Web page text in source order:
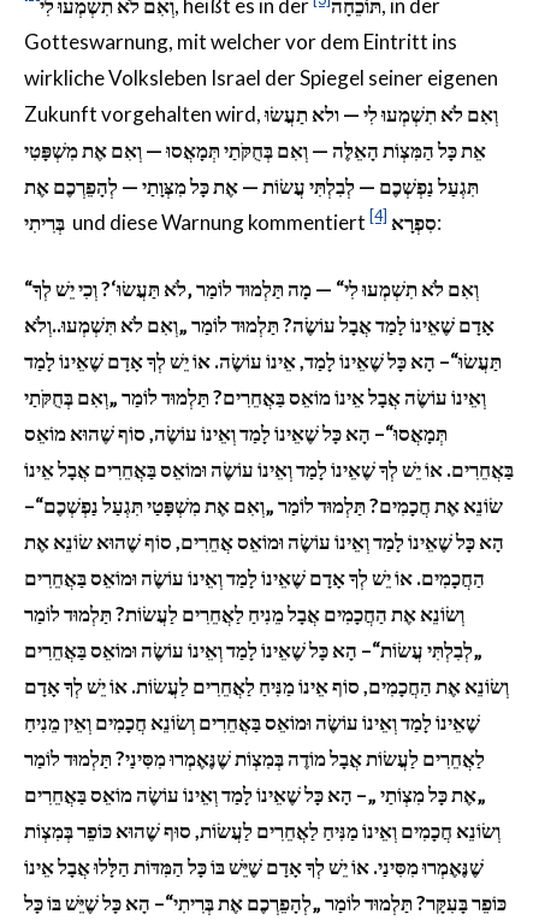
Gotteswarnung, mit welcher vor dem Eintritt ins
wirkliche Volksleben Israel der Spiegel seiner eigenen
Zukunft vorgehalten wird,
וְאִם לֹא תִשְׁמְעוּלִי —ולא תַעֲשׂוּ
אֵת כָּל הַמִּצְוֹת הָאֵלֶּה—וְאִם בְּחֻקֹּתַי תְּמָאֲסוּ—וְאִם אֶת מִשְׁפָּטִי
תִּגְעַל נַפְשְׁכֶם — לְבִלְתִּי עֲשׂוֹת—אֶת כָּל מִצְּוָתַי— לְהָפֵרְכֶם אֶת
בְּרִיתִי und diese Warnung kommentiert [4] סִפְרָא:
“ וְאִם לֹא תִשְׁמְעוּ לִי“ — מָה תַּלְמוּד לוֹמַר ‚לֹא תַּעֲשׂוּ‘? וְכִי יֵשׁ לְךָ
אָדָם שֶׁאֵינוֹ לָמַד אֲבָל עוֹשֶׂה? תַּלְמוּד לוֹמַר „וְאִם לֹא תִּשְׁמְעוּ..וְלֹא
תַּעֲשׂוּ“– הָא כָּל שֶׁאֵינוֹ לָמַד, אֵינוֹ עוֹשֶׂה. אוֹ יֵשׁ לְךָ אָדָם שֶׁאֵינוֹ לָמַד
וְאֵינוֹ עוֹשֶׂה אֲבָל אֵינוֹ מוֹאֵס בַּאֲחֵרִים? תַּלְמוּד לוֹמַר „וְאִם בְּחֻקֹּתַי
תְּמָאֲסוּ“– הָא כָּל שֶׁאֵינוֹ לָמַד וְאֵינוֹ עוֹשֶׂה, סוֹף שֶׁהוּא מוֹאֵס
בַּאֲחֵרִים. אוֹ יֵשׁ לְךָ שֶׁאֵינוֹ לָמַד וְאֵינוֹ עוֹשֶׂה וּמוֹאֵס בַּאֲחֵרִים אֲבָל אֵינוֹ
שׂוֹנֵא אֶת חֲכָמִים? תַּלְמוּד לוֹמַר „וְאִם אֶת מִשְׁפָּטַי תִּגְעַל נַפְשְׁכֶם“–
הָא כָּל שֶׁאֵינוֹ לָמַד וְאֵינוֹ עוֹשֶׂה וּמוֹאֵס אֲחֵרִים, סוֹף שֶׁהוּא שׂוֹנֵא אֶת
הַחֲכָמִים. אוֹ יֵשׁ לְךָ אָדָם שֶׁאֵינוֹ לָמַד וְאֵינוֹ עוֹשֶׂה וּמוֹאֵס בַּאֲחֵרִים
וְשׂוֹנֵא אֶת הַחֲכָמִים אֲבָל מֵנִיחַ לַאֲחֵרִים לַעֲשׂוֹת? תַּלְמוּד לוֹמַר
„לְבִלְתִּי עֲשׂוֹת“– הָא כָּל שֶׁאֵינוֹ לָמַד וְאֵינוֹ עוֹשֶׂה וּמוֹאֵס בַּאֲחֵרִים
וְשׂוֹנֵא אֶת הַחֲכָמִים, סוֹף אֵינוֹ מַנִּיחַ לַאֲחֵרִים לַעֲשׂוֹת. אוֹ יֵשׁ לְךָ אָדָם
שֶׁאֵינוֹ לָמַד וְאֵינוֹ עוֹשֶׂה וּמוֹאֵס בַּאֲחֵרִים וְשׂוֹנֵא חֲכָמִים וְאֵין מֵנִיחַ
לַאֲחֵרִים לַעֲשׂוֹת אֲבָל מוֹדֶה בְּמִצְוֹת שֶׁנֶּאֶמְרוּ מִסִּינַי? תַּלְמוּד לוֹמַר
„אֶת כָּל מִצְוֹתַי „– הָא כָּל שֶׁאֵינוֹ לָמַד וְאֵינוֹ עוֹשֶׂה מוֹאֵס בַּאֲחֵרִים
וְשׂוֹנֵא חֲכָמִים וְאֵינוֹ מַנִּיחַ לַאֲחֵרִים לַעֲשׂוֹת, סוּף שֶׁהוּא כּוֹפֵר בְּמִצְוֹת
שֶׁנֶּאֶמְרוּ מִסִּינַי. אוֹ יֵשׁ לְךָ אָדָם שֶׁיֵּשׁ בּוֹ כָּל הַמִּדּוֹת הַלָּלוּ אֲבָל אֵינוֹ
כּוֹפֵר בָּעִקָּר? תַּלְמוּד לוֹמַר „לְהָפֵרְכֶם אֶת בְּרִיתִי“– הָא כָּל שֶׁיֵּשׁ בּוֹ כָּל